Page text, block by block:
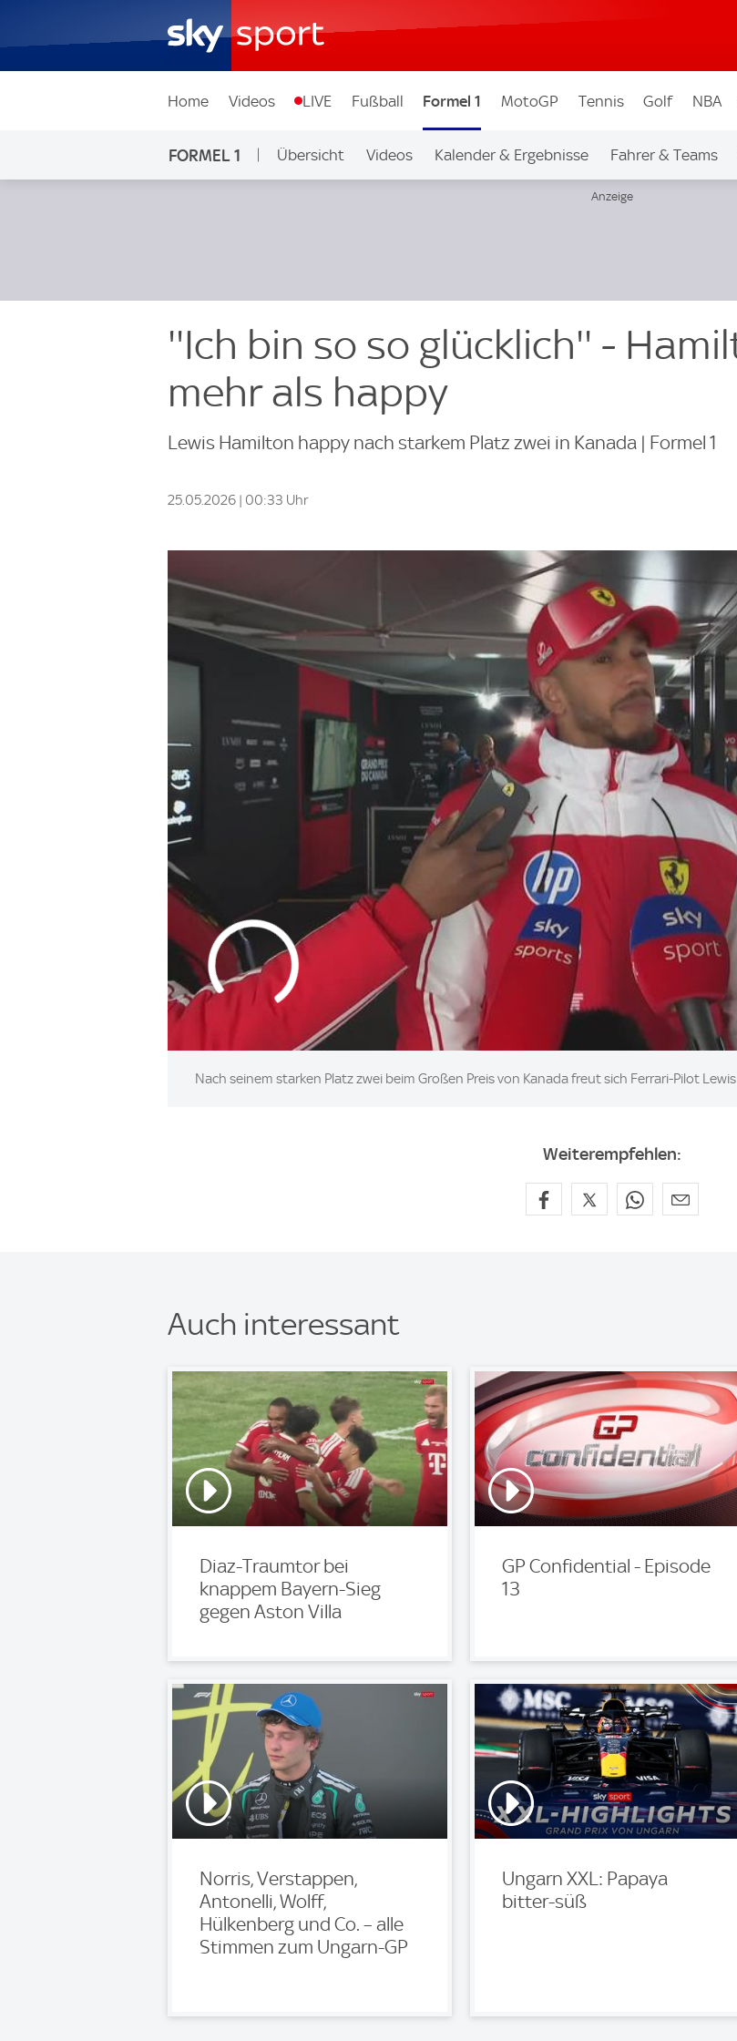
Home Videos LIVE Fußball Formel 1 MotoGP Tennis Golf NBA
FORMEL 1 Übersicht Videos Kalender & Ergebnisse Fahrer & Teams
''Ich bin so so glücklich'' -
mehr als happy
Lewis Hamilton happy nach starkem Platz zwei in Kanada | Formel 1
25.05.2026 | 00:33 Uhr
Nach seinem starken Platz zwei beim Großen Preis von Kanada freut sich Ferrari-Pilot
Weiterempfehlen:
Auch interessant
Diaz-Traumtor bei
knappem Bayern-Sieg
gegen Aston Villa
GP Confidential - Episode
13
Norris, Verstappen,
Antonelli, Wolff,
Hülkenberg und Co. – alle
Stimmen zum Ungarn-GP
Ungarn XXL: Papaya
bitter-süß